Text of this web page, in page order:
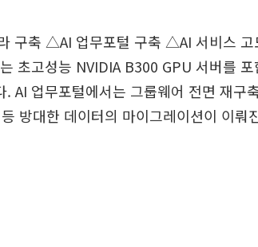
구축 △AI 업무포털 구축 △AI 서비스 고
초고성능 NVIDIA B300 GPU 서버를
. AI 업무포털에서는 그룹웨어 전면 재구
방대한 데이터의 마이그레이션이 이뤄